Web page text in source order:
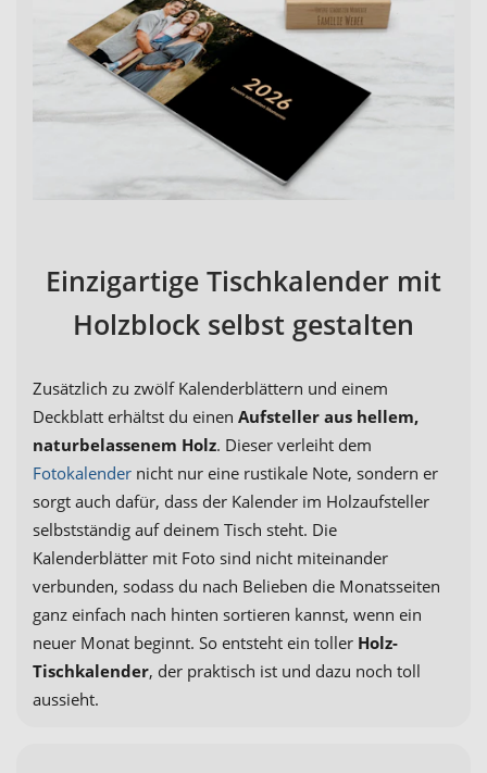
Einzigartige Tischkalender mit
Holzblock selbst gestalten
Zusätzlich zu zwölf Kalenderblättern und einem
Deckblatt erhältst du einen Aufsteller aus hellem,
naturbelassenem Holz. Dieser verleiht dem
Fotokalender nicht nur eine rustikale Note, sondern er
sorgt auch dafür, dass der Kalender im Holzaufsteller
selbstständig auf deinem Tisch steht. Die
Kalenderblätter mit Foto sind nicht miteinander
verbunden, sodass du nach Belieben die Monatsseiten
ganz einfach nach hinten sortieren kannst, wenn ein
neuer Monat beginnt. So entsteht ein toller Holz-
Tischkalender, der praktisch ist und dazu noch toll
aussieht.